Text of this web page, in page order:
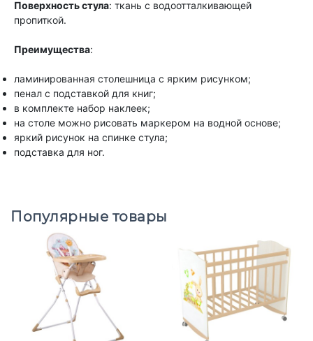
Поверхность стула: ткань с водоотталкивающей
пропиткой.
Преимущества:
ламинированная столешница с ярким рисунком;
пенал с подставкой для книг;
в комплекте набор наклеек;
на столе можно рисовать маркером на водной основе;
яркий рисунок на спинке стула;
подставка для ног.
Популярные товары